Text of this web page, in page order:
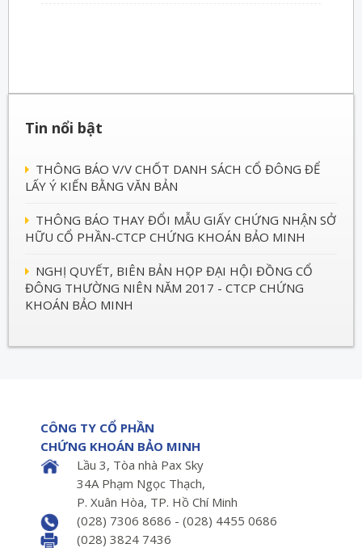
Tin nổi bật
THÔNG BÁO V/V CHỐT DANH SÁCH CỔ ĐÔNG ĐỂ
LẤY Ý KIẾN BẰNG VĂN BẢN
THÔNG BÁO THAY ĐỔI MẪU GIẤY CHỨNG NHẬN SỞ
HỮU CỔ PHẦN-CTCP CHỨNG KHOÁN BẢO MINH
NGHỊ QUYẾT, BIÊN BẢN HỌP ĐẠI HỘI ĐỒNG CỔ
ĐÔNG THƯỜNG NIÊN NĂM 2017 - CTCP CHỨNG
KHOÁN BẢO MINH
CÔNG TY CỔ PHẦN
CHỨNG KHOÁN BẢO MINH
Lầu 3, Tòa nhà Pax Sky
34A Phạm Ngọc Thạch,
P. Xuân Hòa, TP. Hồ Chí Minh
(028) 7306 8686 - (028) 4455 0686
(028) 3824 7436